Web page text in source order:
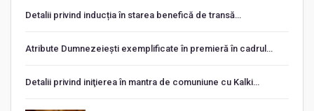
Detalii privind inducția în starea benefică de transă…
Atribute Dumnezeiești exemplificate în premieră în cadrul…
Detalii privind iniţierea în mantra de comuniune cu Kalki…